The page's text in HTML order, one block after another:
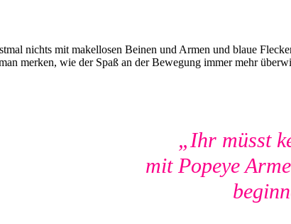
nichts mit makellosen Beinen und Armen und blaue
merken, wie der Spaß an der Bewegung immer mehr
„Ihr müsst
mit Popeye